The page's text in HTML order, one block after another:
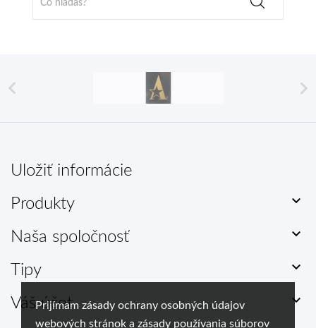
Prijímam zásady ochrany osobných údajov
webových stránok a zásady používania súborov
 
Uložiť informácie
Produkty

Naša spoločnosť 
Tipy 
Váš účet 